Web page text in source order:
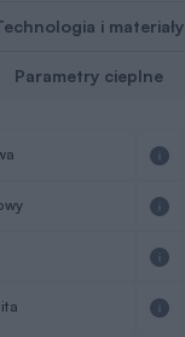
i materiały
Parametry cieplne